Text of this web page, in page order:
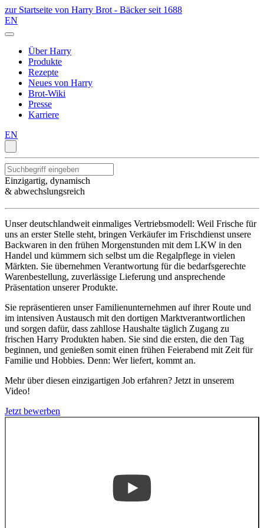
zur Startseite von Harry Brot - Bäcker seit 1688
EN
Über Harry
Produkte
Rezepte
Neues von Harry
Brot-Wiki
Presse
Karriere
EN
Einzigartig, dynamisch
& abwechslungsreich
Unser deutschlandweit einmaliges Vertriebsmodell: Weil Frische für
uns an erster Stelle steht, bringen Verkäufer im Frischdienst unsere
Backwaren in den frühen Morgenstunden mit dem LKW in den
Handel und kümmern sich selbst um die Regalpflege in vielen
Märkten. Sie übernehmen Verantwortung für die bedarfsgerechte
Warenbestellung, zuverlässige Lieferung und ansprechende
Präsentation unserer Produkte.
Sie repräsentieren unser Familienunternehmen auf ihrer Route und
im intensiven Austausch mit den dortigen Marktverantwortlichen
und sorgen dafür, dass zahllose Haushalte täglich Zugang zu
frischen Harry Produkten haben. Sie sind die ersten, die den Tag
beginnen, und genießen somit einen frühen Feierabend mit Zeit für
Familie und Hobbies. Denn: Wer liefert, kommt an.
Mehr über diesen einzigartigen Job erfahren? Jetzt in unserem
Video!
Jetzt bewerben